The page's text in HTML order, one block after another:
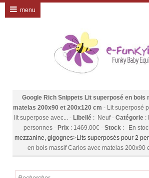
Google Rich Snippets Lit superposé en bois
matelas 200x90 et 200x120 cm - Lit superposé
lit superpose avec... - Libellé : Neuf- Catégorie :
personnes- Prix: 1469.00€ - Stock: En
mezzanine, gigognes>Lits superposés pour 2
en bois massif Carlos avec matelas 200x90
menu